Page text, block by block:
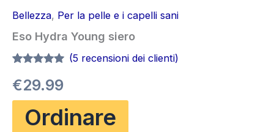
Bellezza, Per la pelle e i capelli sani
Eso Hydra Young siero
su 5 su
base di
recensioni
(5recensioni dei clienti)
€29.99
Ordinare